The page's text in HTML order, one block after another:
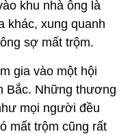
khu nhà ông là
khác, xung quanh
sợ mất trộm.
gia vào một hội
Bắc. Những thương
mọi người đều
mất trộm cũng rất